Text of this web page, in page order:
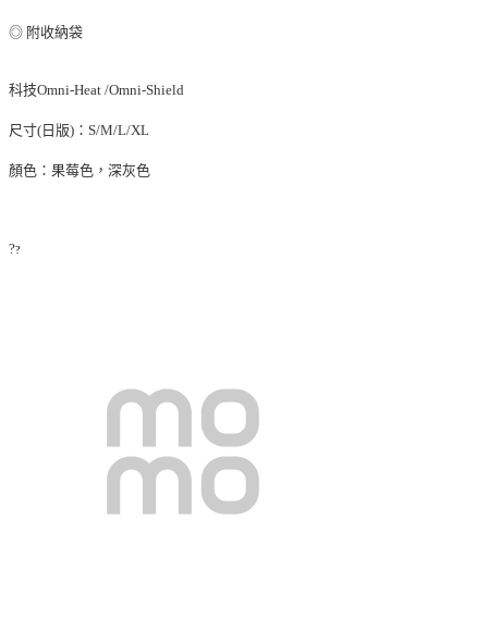
◎ 附收納袋
科技Omni-Heat /Omni-Shield
尺寸(日版)：S/M/L/XL
顏色：果莓色，深灰色
??